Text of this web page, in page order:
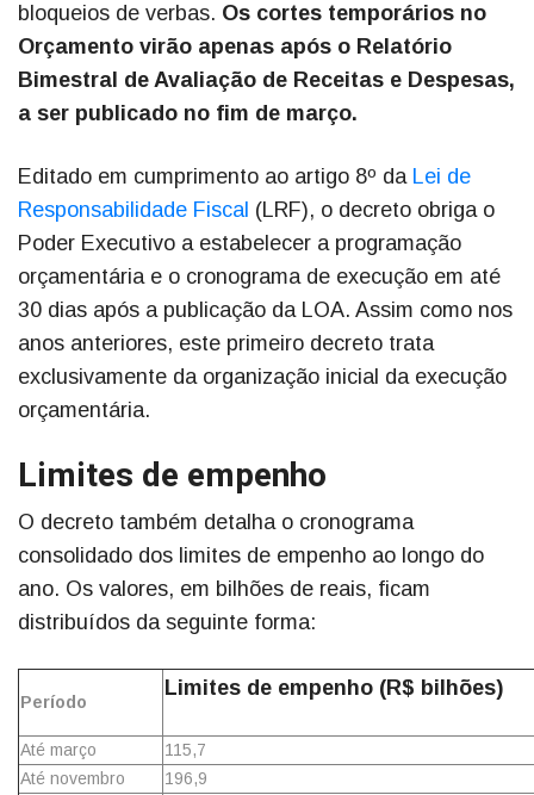
bloqueios de verbas. Os cortes temporários no
Orçamento virão apenas após o Relatório
Bimestral de Avaliação de Receitas e Despesas,
a ser publicado no fim de março.
Editado em cumprimento ao artigo 8º da Lei de
Responsabilidade Fiscal (LRF), o decreto obriga o
Poder Executivo a estabelecer a programação
orçamentária e o cronograma de execução em até
30 dias após a publicação da LOA. Assim como nos
anos anteriores, este primeiro decreto trata
exclusivamente da organização inicial da execução
orçamentária.
Limites de empenho
O decreto também detalha o cronograma
consolidado dos limites de empenho ao longo do
ano. Os valores, em bilhões de reais, ficam
distribuídos da seguinte forma:
Período
Limites de empenho (R$ bilhões)
Até março
115,7
Até novembro
196,9